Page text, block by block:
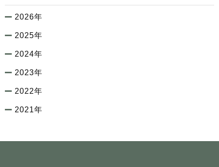
2026年
2025年
2024年
2023年
2022年
2021年